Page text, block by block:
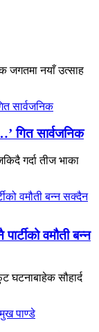
जगतमा नयाँ उत्साह
गित सार्वजनिक
गर्दा तीज भाका
वमौती बन्न
घटनाबाहेक सौहार्द